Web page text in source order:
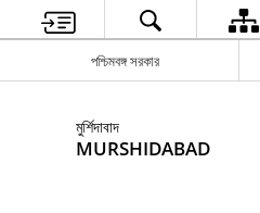
পশ্চিমবঙ্গ সরকার
মুর্শিদাবাদ
MURSHIDABAD